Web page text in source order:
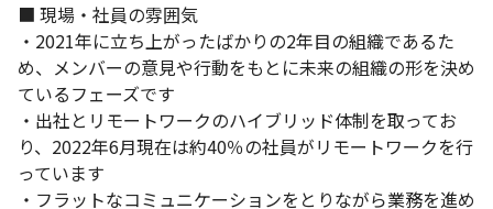
■ 現場・社員の雰囲気
・2021年に立ち上がったばかりの2年目の組織であるた
め、メンバーの意見や行動をもとに未来の組織の形を決め
ているフェーズです
・出社とリモートワークのハイブリッド体制を取ってお
り、2022年6月現在は約40％の社員がリモートワークを行
っています
・フラットなコミュニケーションをとりながら業務を進め